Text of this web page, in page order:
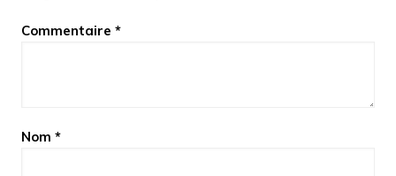
Commentaire *
Nom *